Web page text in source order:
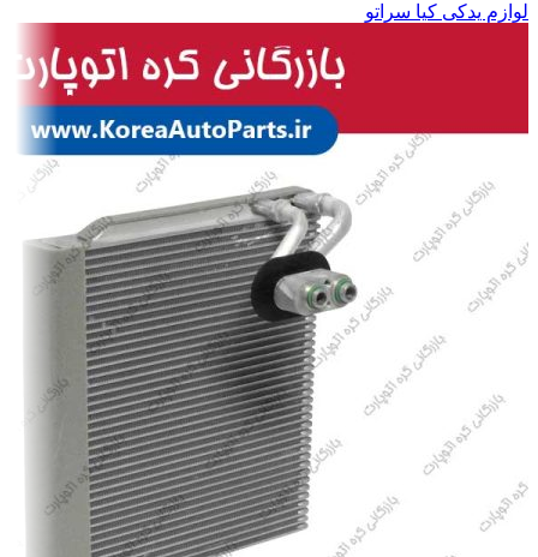
لوازم یدکی کیا سراتو